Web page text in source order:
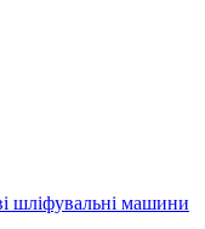
шліфувальні машини